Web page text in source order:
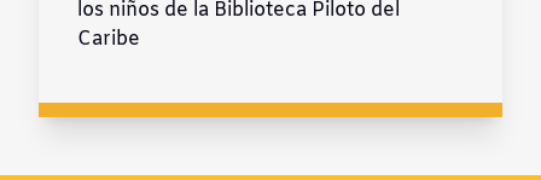
los niños de la Biblioteca Piloto del
Caribe